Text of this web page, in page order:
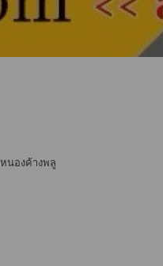
นองค้างพลู